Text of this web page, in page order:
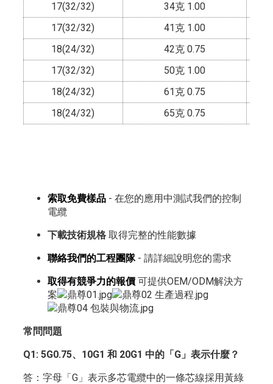
17(32/32)
34克 1.00
17(32/32)
41克 1.00
18(24/32)
42克 0.75
17(32/32)
50克 1.00
18(24/32)
61克 0.75
18(24/32)
65克 0.75
索取免費樣品- 在您的應用中測試我們的控制
電纜
下載技術規格取得完整的性能數據
聯絡我們的工程團隊- 請詳細說明您的需求
取得有競爭力的報價可提供OEM/ODM解決方
案
常問問題
Q1: 5G0.75、10G1 和 20G1 中的「G」表示什麼？
答：字母「G」表示多芯電纜中的一條芯線採用黃綠